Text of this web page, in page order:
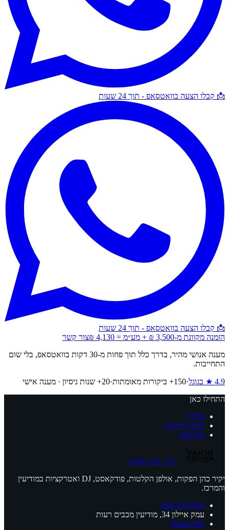
📩 קבלו הצעה בוואטסאפ - תוך 24 שעות
📩 קבלו הצעה בוואטסאפ - תוך 24 שעות
הזמנה מקוונת מ-3,500 ₪ + מע״מ = 4,130 ₪
צור קשר
מענה אנושי מהיר, בדרך כלל תוך פחות מ-30 דקות בוואטסאפ
, בלי שום
התחייבות.
4.9 ★ בגוגל·
150+ ביקורות מאומתות·20+ שנות ניסיון · מענה אישי
התחילו כאן
מחירון
הזמנה מקוונת
אירועים
יקיר כהן הפקות
יקיר כהן הפקות, אולפן הקלטות, פודקאסט, DJ ואטרקציות במודיעין
והמרכז.
058-7555456
עמק איילון 34, מודיעין מכבים רעות
מפותWaze